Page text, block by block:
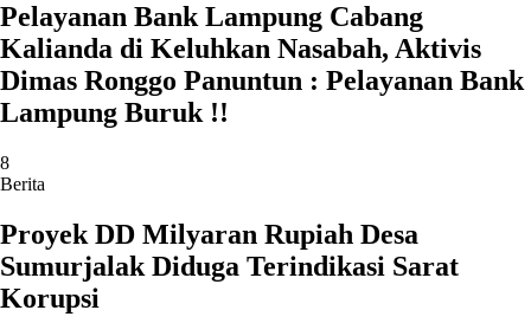
Pelayanan Bank Lampung Cabang
Kalianda di Keluhkan Nasabah, Aktivis
Dimas Ronggo Panuntun : Pelayanan Bank
Lampung Buruk !!
8
Berita
Proyek DD Milyaran Rupiah Desa
Sumurjalak Diduga Terindikasi Sarat
Korupsi